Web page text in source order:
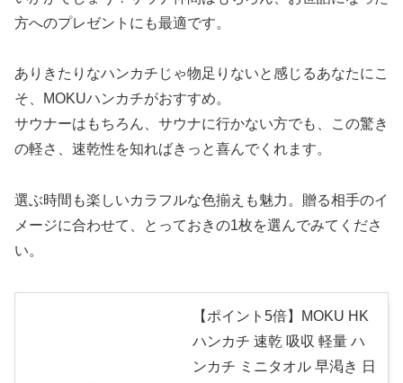
方へのプレゼントにも最適です。
ありきたりなハンカチじゃ物足りないと感じるあなたにこ
そ、MOKUハンカチがおすすめ。
サウナーはもちろん、サウナに行かない方でも、この驚き
の軽さ、速乾性を知ればきっと喜んでくれます。
選ぶ時間も楽しいカラフルな色揃えも魅力。贈る相手のイ
メージに合わせて、とっておきの1枚を選んでみてくださ
い。
【ポイント5倍】MOKU HK
ハンカチ 速乾 吸収 軽量 ハ
ンカチ ミニタオル 早渇き 日